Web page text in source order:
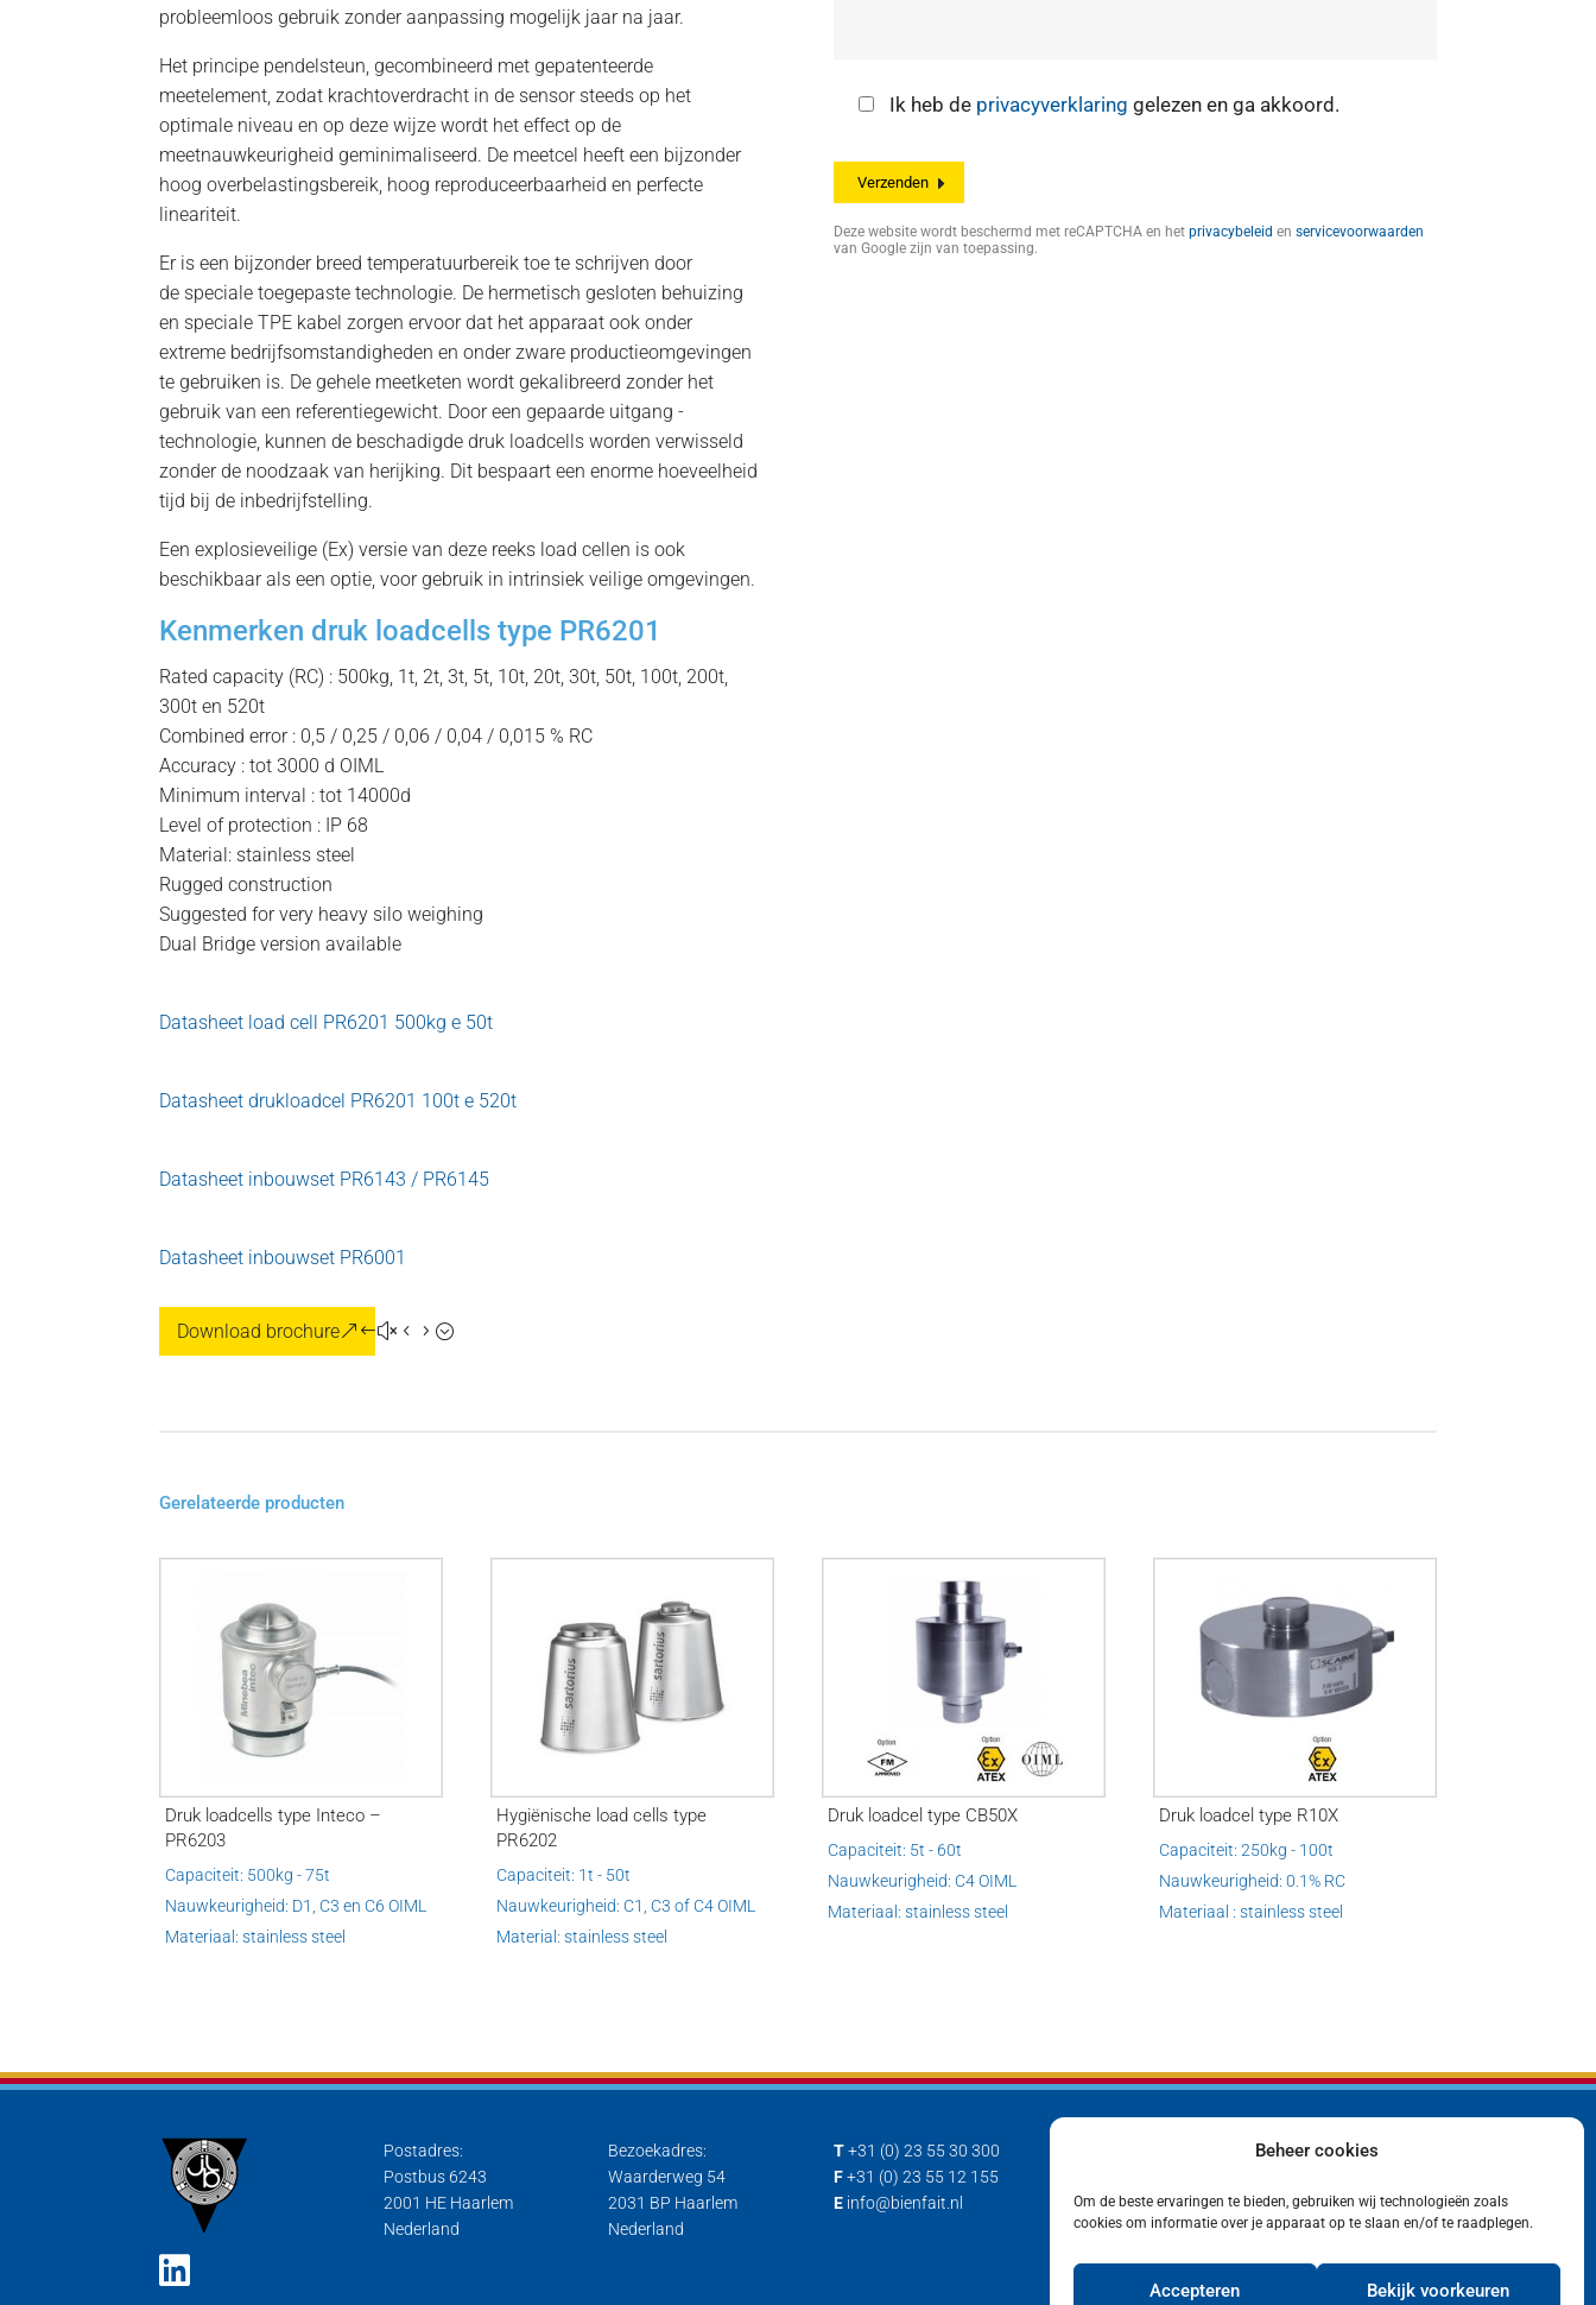
Beheer cookies
Om de beste ervaringen te bieden, gebruiken wij technologieën zoals
cookies om informatie over je apparaat op te slaan en/of te raadplegen.
Accepteren Bekijk voorkeuren
probleemloos gebruik zonder aanpassing mogelijk jaar na jaar.
Het principe pendelsteun, gecombineerd met gepatenteerde
meetelement, zodat krachtoverdracht in de sensor steeds op het
optimale niveau en op deze wijze wordt het effect op de
meetnauwkeurigheid geminimaliseerd. De meetcel heeft een bijzonder
hoog overbelastingsbereik, hoog reproduceerbaarheid en perfecte
lineariteit.
Er is een bijzonder breed temperatuurbereik toe te schrijven door
de speciale toegepaste technologie. De hermetisch gesloten behuizing
en speciale TPE kabel zorgen ervoor dat het apparaat ook onder
extreme bedrijfsomstandigheden en onder zware productieomgevingen
te gebruiken is. De gehele meetketen wordt gekalibreerd zonder het
gebruik van een referentiegewicht. Door een gepaarde uitgang -
technologie, kunnen de beschadigde druk loadcells worden verwisseld
zonder de noodzaak van herijking. Dit bespaart een enorme hoeveelheid
tijd bij de inbedrijfstelling.
Een explosieveilige (Ex) versie van deze reeks load cellen is ook
beschikbaar als een optie, voor gebruik in intrinsiek veilige omgevingen.
Kenmerken druk loadcells type PR6201
Rated capacity (RC) : 500kg, 1t, 2t, 3t, 5t, 10t, 20t, 30t, 50t, 100t, 200t,
300t en 520t
Combined error : 0,5 / 0,25 / 0,06 / 0,04 / 0,015 % RC
Accuracy : tot 3000 d OIML
Minimum interval : tot 14000d
Level of protection : IP 68
Material: stainless steel
Rugged construction
Suggested for very heavy silo weighing
Dual Bridge version available
Datasheet load cell PR6201 500kg e 50t
Datasheet drukloadcel PR6201 100t e 520t
Datasheet inbouwset PR6143 / PR6145
Datasheet inbouwset PR6001
Download brochure
Ik heb de privacyverklaring gelezen en ga akkoord.
Deze website wordt beschermd met reCAPTCHA en het privacybeleid en servicevoorwaarden
van Google zijn van toepassing.
Gerelateerde producten
Druk loadcells type Inteco –
PR6203
Capaciteit: 500kg - 75t
Nauwkeurigheid: D1, C3 en C6 OIML
Materiaal: stainless steel
Hygiënische load cells type
PR6202
Capaciteit: 1t - 50t
Nauwkeurigheid: C1, C3 of C4 OIML
Material: stainless steel
Druk loadcel type CB50X
Capaciteit: 5t - 60t
Nauwkeurigheid: C4 OIML
Materiaal: stainless steel
Druk loadcel type R10X
Capaciteit: 250kg - 100t
Nauwkeurigheid: 0.1% RC
Materiaal : stainless steel
Postadres:
Postbus 6243
2001 HE Haarlem
Nederland
Bezoekadres:
Waarderweg 54
2031 BP Haarlem
Nederland
T +31 (0) 23 55 30 300
F +31 (0) 23 55 12 155
E info@bienfait.nl
Contact
Privacyverklaring